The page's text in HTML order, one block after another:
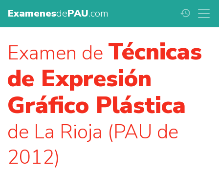
ExamenesdePAU.com history
Examen de Técnicas
de Expresión
Gráfico Plástica
de La Rioja (PAU de
2012)